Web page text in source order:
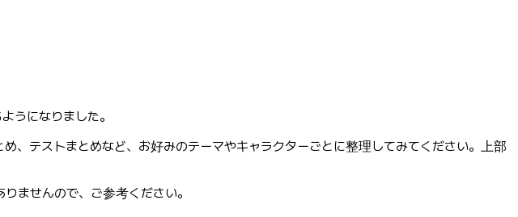
うになりました。
、テストまとめなど、お好みのテーマやキャラクターごとに整理してみてください。上部
ませんので、ご参考ください。